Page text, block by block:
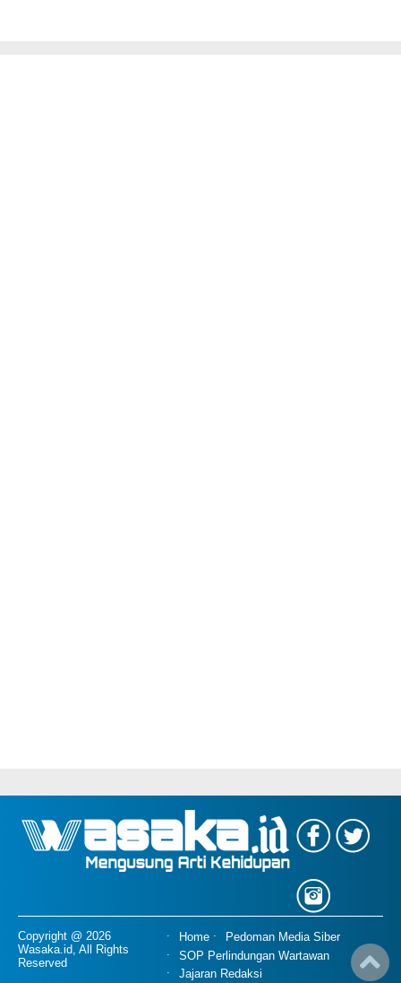
Copyright @ 2026
Wasaka.id, All Rights
Reserved
Home
Pedoman Media Siber
SOP Perlindungan Wartawan
Jajaran Redaksi